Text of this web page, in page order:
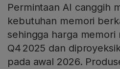
Permintaan AI canggih
kebutuhan memori
sehingga harga memori
Q4 2025 dan
pada awal 2026.